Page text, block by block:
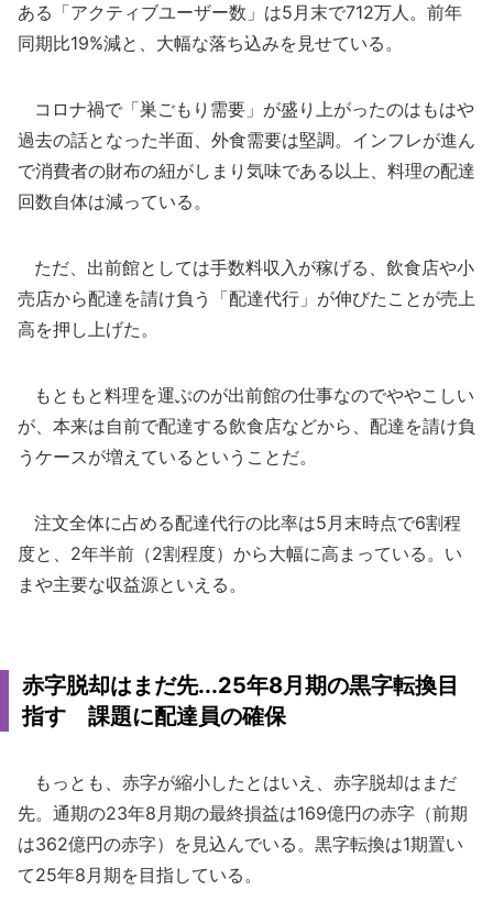
ある「アクティブユーザー数」は5月末で712万人。前年
同期比19%減と、大幅な落ち込みを見せている。
コロナ禍で「巣ごもり需要」が盛り上がったのはもはや
過去の話となった半面、外食需要は堅調。インフレが進ん
で消費者の財布の紐がしまり気味である以上、料理の配達
回数自体は減っている。
ただ、出前館としては手数料収入が稼げる、飲食店や小
売店から配達を請け負う「配達代行」が伸びたことが売上
高を押し上げた。
もともと料理を運ぶのが出前館の仕事なのでややこしい
が、本来は自前で配達する飲食店などから、配達を請け負
うケースが増えているということだ。
注文全体に占める配達代行の比率は5月末時点で6割程
度と、2年半前（2割程度）から大幅に高まっている。い
まや主要な収益源といえる。
赤字脱却はまだ先...25年8月期の黒字転換目
指す 課題に配達員の確保
もっとも、赤字が縮小したとはいえ、赤字脱却はまだ
先。通期の23年8月期の最終損益は169億円の赤字（前期
は362億円の赤字）を見込んでいる。黒字転換は1期置い
て25年8月期を目指している。